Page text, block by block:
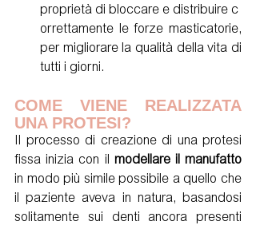
proprietà di bloccare e distribuire c
orrettamente le forze masticatorie,
per migliorare la qualità della vita di
tutti i giorni.
COME VIENE REALIZZATA
UNA PROTESI?
Il processo di creazione di una protesi
fissa inizia con il modellare il manufatto
in modo più simile possibile a quello che
il paziente aveva in natura, basandosi
solitamente sui denti ancora presenti